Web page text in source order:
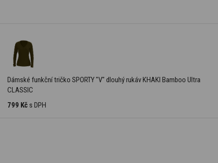
Dámské funkční tričko SPORTY "V" dlouhý rukáv KHAKI Bamboo Ultra
CLASSIC
799 Kč s DPH